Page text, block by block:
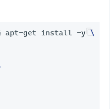
apt-get install -y \